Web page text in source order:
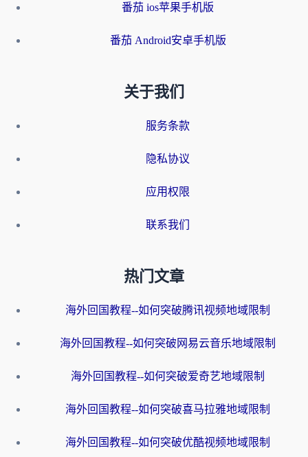
番茄 ios苹果手机版
番茄 Android安卓手机版
关于我们
服务条款
隐私协议
应用权限
联系我们
热门文章
海外回国教程--如何突破腾讯视频地域限制
海外回国教程--如何突破网易云音乐地域限制
海外回国教程--如何突破爱奇艺地域限制
海外回国教程--如何突破喜马拉雅地域限制
海外回国教程--如何突破优酷视频地域限制